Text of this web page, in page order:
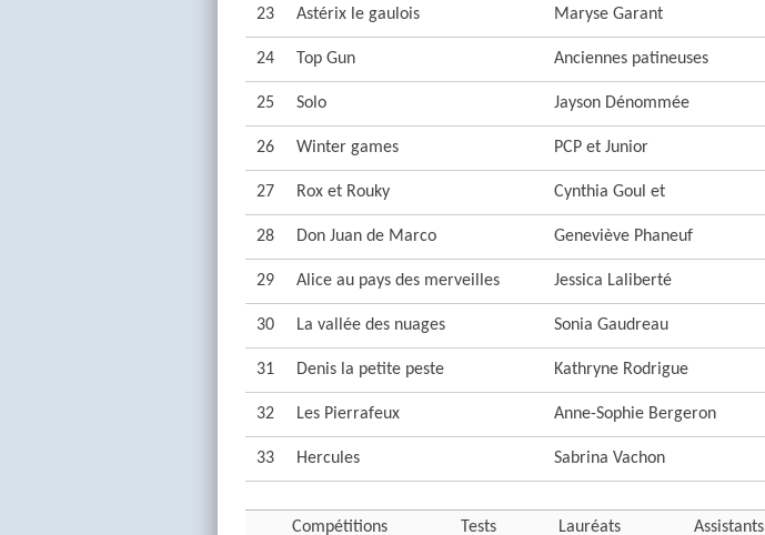
23 Astérix le gaulois Maryse Garant
24 Top Gun Anciennes patineuses
25 Solo Jayson Dénommée
26 Winter games PCP et Junior
27 Rox et Rouky Cynthia Goul et
28 Don Juan de Marco Geneviève Phaneuf
29 Alice au pays des merveilles Jessica Laliberté
30 La vallée des nuages Sonia Gaudreau
31 Denis la petite peste Kathryne Rodrigue
32 Les Pierrafeux Anne-Sophie Bergeron
33 Hercules Sabrina Vachon
Compétitions Tests Lauréats Assistants